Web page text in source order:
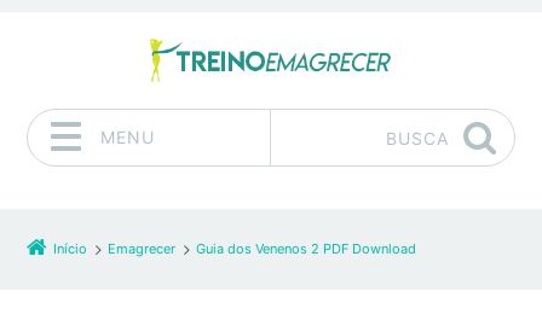
MENU BUSCA
Início Emagrecer Guia dos Venenos 2 PDF Download